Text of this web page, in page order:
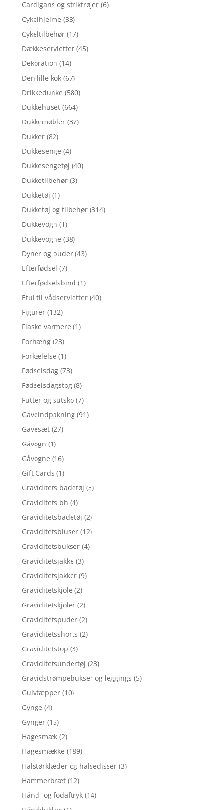
Cardigans og striktrøjer (6)
Cykelhjelme (33)
Cykeltilbehør (17)
Dækkeservietter (45)
Dekoration (14)
Den lille kok (67)
Drikkedunke (580)
Dukkehuset (664)
Dukkemøbler (37)
Dukker (82)
Dukkesenge (4)
Dukkesengetøj (40)
Dukketilbehør (3)
Dukketøj (1)
Dukketøj og tilbehør (314)
Dukkevogn (1)
Dukkevogne (38)
Dyner og puder (43)
Efterfødsel (7)
Efterfødselsbind (1)
Etui til vådservietter (40)
Figurer (132)
Flaske varmere (1)
Forhæng (23)
Forkælelse (1)
Fødselsdag (73)
Fødselsdagstog (8)
Futter og sutsko (7)
Gaveindpakning (91)
Gavesæt (27)
Gåvogn (1)
Gåvogne (16)
Gift Cards (1)
Graviditets badetøj (3)
Graviditets bh (4)
Graviditetsbadetøj (2)
Graviditetsbluser (12)
Graviditetsbukser (4)
Graviditetsjakke (3)
Graviditetsjakker (9)
Graviditetskjole (2)
Graviditetskjoler (2)
Graviditetspuder (2)
Graviditetsshorts (2)
Graviditetstop (3)
Graviditetsundertøj (23)
Gravidstrømpebukser og leggings (5)
Gulvtæpper (10)
Gynge (4)
Gynger (15)
Hagesmæk (2)
Hagesmække (189)
Halstørklæder og halsedisser (3)
Hammerbræt (12)
Hånd- og fodaftryk (14)